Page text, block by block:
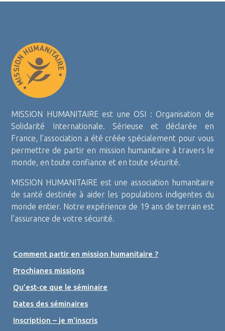
MISSION HUMANITAIRE est une OSI : Organisation de
Solidarité Internationale. Sérieuse et déclarée en
France, l’association a été créée spécialement pour vous
permettre de partir en mission humanitaire à travers le
monde, en toute confiance et en toute sécurité.
MISSION HUMANITAIRE est une association humanitaire
de santé destinée à aider les populations indigentes du
monde entier. Notre expérience de 19 ans de terrain est
l’assurance de votre sécurité.
Comment partir en mission humanitaire ?
Prochianes missions
Qu’est-ce que le séminaire
Dates des séminaires
Inscription – je m’inscris